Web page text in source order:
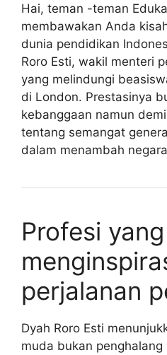
Hai, teman -teman
membawakan Anda
dunia pendidikan
Roro Esti, wakil menteri
yang melindungi
di London. Prestasinya
kebanggaan namun
tentang semangat
dalam menambah
Profesi yang
perjalanan
Dyah Roro Esti
muda bukan penghalang